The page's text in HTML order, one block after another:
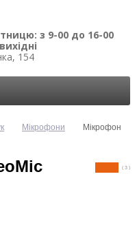
з 9-00 до 16-00
154
Мікрофони
Мікрофон
( 3 )